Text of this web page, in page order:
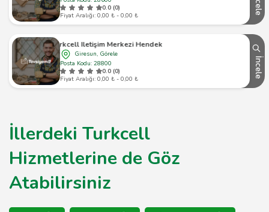
0.0 (0)
Fiyat Aralığı: 0,00 ₺ - 0,00 ₺
Turkcell Iletişim Merkezi Hendekbaşı
Giresun, Görele
Posta Kodu: 28800
0.0 (0)
Fiyat Aralığı: 0,00 ₺ - 0,00 ₺
İncele
İllerdeki Turkcell
Hizmetlerine de Göz
Atabilirsiniz